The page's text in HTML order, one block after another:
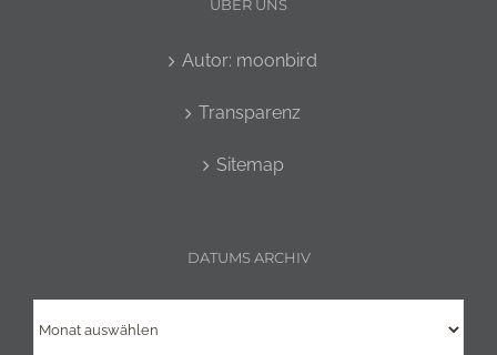
ÜBER UNS
Autor: moonbird
Transparenz
Sitemap
DATUMS ARCHIV
Archiv